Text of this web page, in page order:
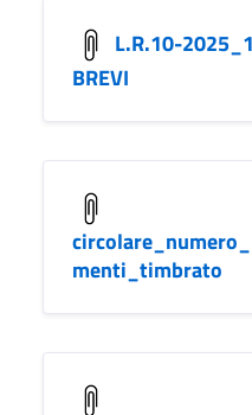
L.R.10-
BREVI
menti_timbrato